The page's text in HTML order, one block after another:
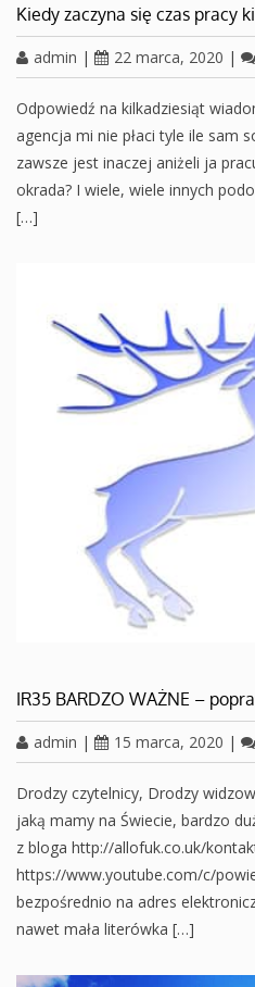
Kiedy zaczyna się czas pracy
admin | 22 marca, 2020 |
Odpowiedź na kilkadziesiąt
agencja mi nie płaci tyle ile sam
zawsze jest inaczej aniżeli ja
okrada? I wiele, wiele innych
[…]
IR35 BARDZO WAŻNE –
admin | 15 marca, 2020 |
Drodzy czytelnicy, Drodzy
jaką mamy na Świecie, bardzo
z bloga http://allofuk.co.uk/
https://www.youtube.com/c/
bezpośrednio na adres
nawet mała literówka […]